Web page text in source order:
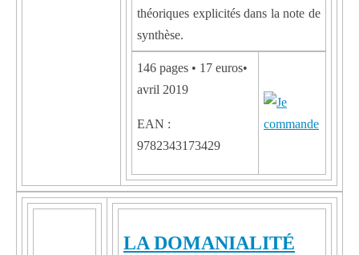
théoriques explicités dans la note de
synthèse.
146 pages • 17 euros•
avril 2019
EAN :
9782343173429
LA DOMANIALITÉ